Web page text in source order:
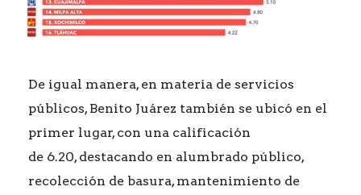
De igual manera, en materia de servicios
públicos, Benito Juárez también se ubicó en el
primer lugar, con una calificación
de 6.20, destacando en alumbrado público,
recolección de basura, mantenimiento de